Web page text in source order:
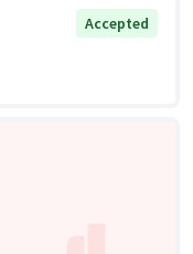
Accepted